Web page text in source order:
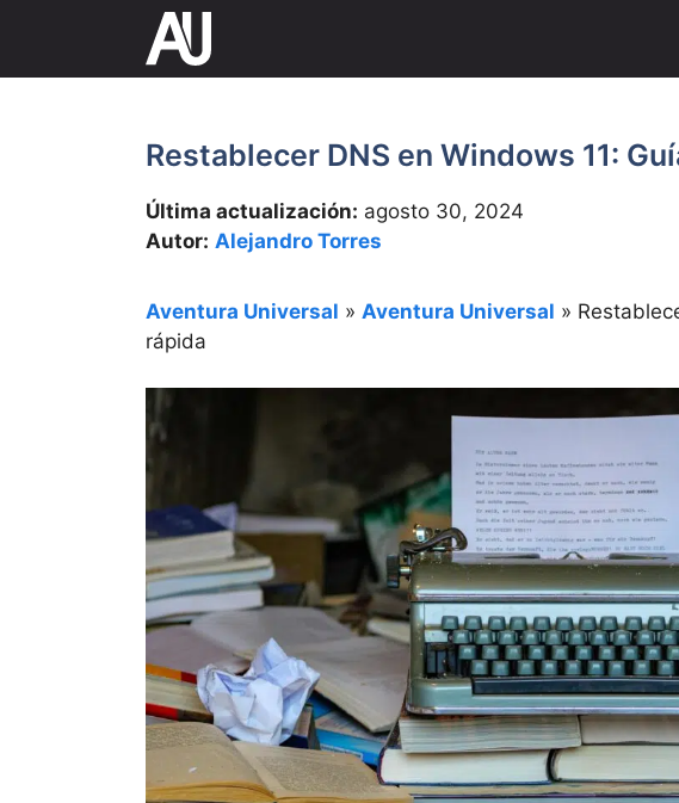
contenido
Restablecer DNS en Windows 11:
Última actualización: agosto 30, 2024
Autor: Alejandro Torres
Aventura Universal » Aventura Universal »
rápida